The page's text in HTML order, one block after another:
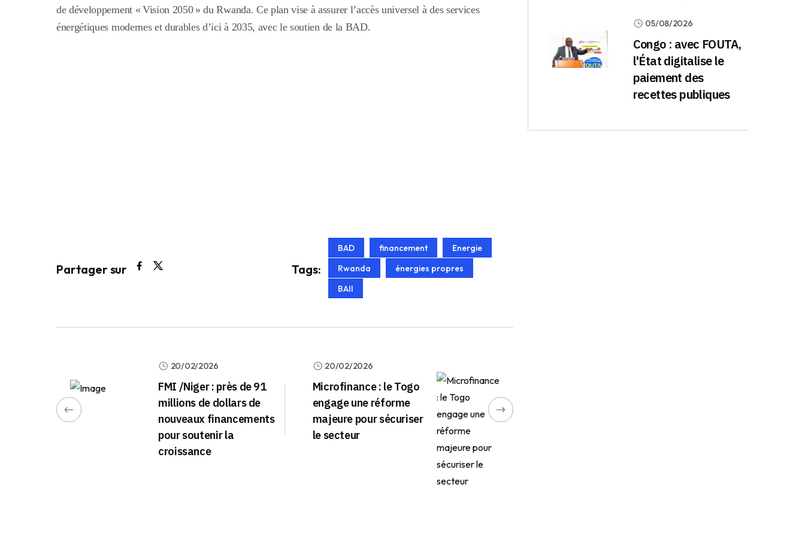
de développement « Vision 2050 » du Rwanda. Ce plan vise à assurer l’accès universel à des services
énergétiques modernes et durables d’ici à 2035, avec le soutien de la BAD.
Partager sur Tags:
BAD financement
Energie
Rwanda
énergies propres
BAII
20/02/2026
FMI /Niger : près de 91
millions de dollars de
nouveaux financements
pour soutenir la
croissance
20/02/2026
Microfinance : le Togo
engage une réforme
majeure pour sécuriser
le secteur
05/08/2026
Congo : avec FOUTA,
l'État digitalise le
paiement des
recettes publiques